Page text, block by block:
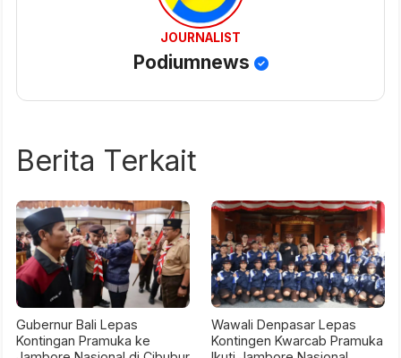
JOURNALIST
Podiumnews
Berita Terkait
Gubernur Bali Lepas
Kontingan Pramuka ke
Wawali Denpasar Lepas
Kontingen Kwarcab Pramuka